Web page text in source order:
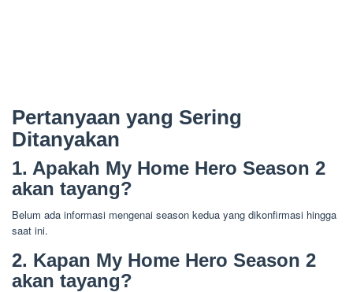
Pertanyaan yang Sering
Ditanyakan
1. Apakah My Home Hero Season 2
akan tayang?
Belum ada informasi mengenai season kedua yang dikonfirmasi hingga
saat ini.
2. Kapan My Home Hero Season 2
akan tayang?